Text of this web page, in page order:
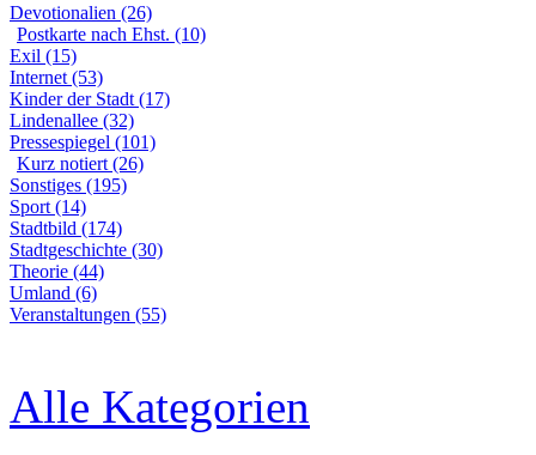
Devotionalien (26)
Postkarte nach Ehst. (10)
Exil (15)
Internet (53)
Kinder der Stadt (17)
Lindenallee (32)
Pressespiegel (101)
Kurz notiert (26)
Sonstiges (195)
Sport (14)
Stadtbild (174)
Stadtgeschichte (30)
Theorie (44)
Umland (6)
Veranstaltungen (55)
Alle Kategorien